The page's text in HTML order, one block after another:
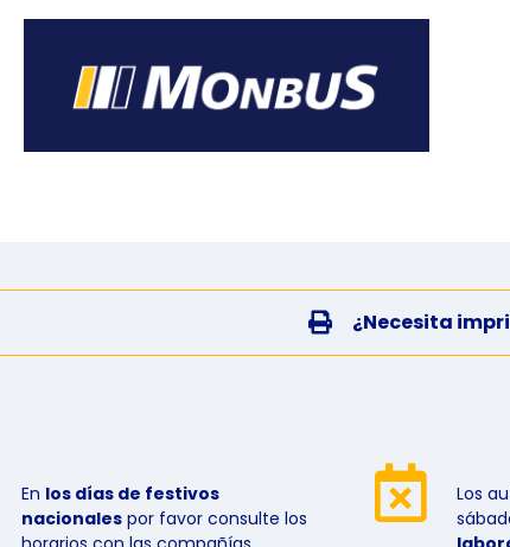
¿Necesita
En los días de festivos
nacionales por favor consulte los
Los